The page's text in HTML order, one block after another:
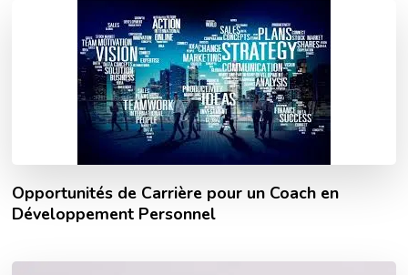
Opportunités de Carrière pour un Coach en
Développement Personnel